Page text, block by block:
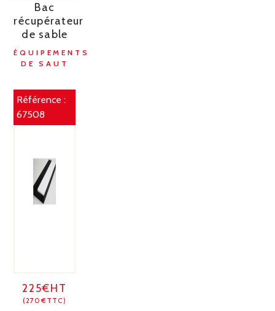
Bac
récupérateur
de sable
ÉQUIPEMENTS
DE SAUT
Référence :
67508
225€HT
(270€TTC)